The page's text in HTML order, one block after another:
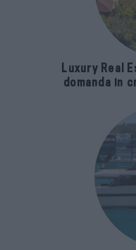
Luxury Real
domanda in